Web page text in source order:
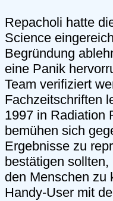
Repacholi hatte
Science
Begründung
eine Panik
Team verifiziert
Fachzeitschriften
1997 in Radiation
bemühen sich
Ergebnisse zu
bestätigen
den Menschen zu
Handy-User mit